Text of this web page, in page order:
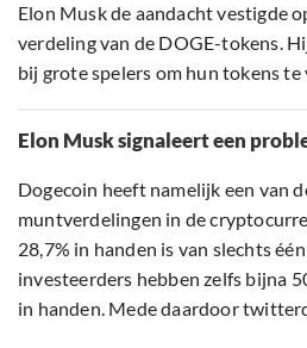
Elon Musk de aandacht vestigde
verdeling van de DOGE-tokens.
bij grote spelers om hun tokens te
Elon Musk signaleert een
Dogecoin heeft namelijk een van
muntverdelingen in de
28,7% in handen is van slechts
investeerders hebben zelfs bijna
in handen. Mede daardoor